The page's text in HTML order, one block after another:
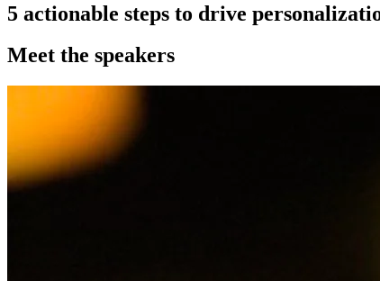
5 actionable steps to drive
Meet the speakers